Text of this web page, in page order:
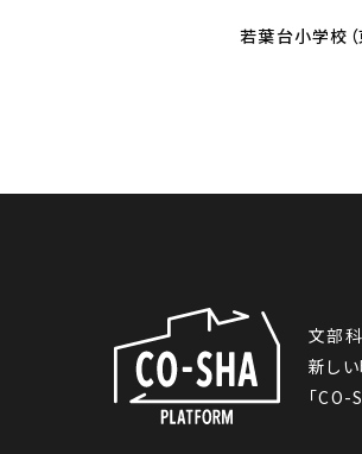
若葉台小学校
文部
新し
「